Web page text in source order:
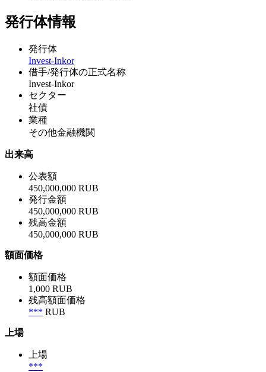
発行体情報
発行体
Invest-Inkor
借手/発行体の正式名称
Invest-Inkor
セクター
社債
業種
その他金融機関
出来高
公表額
450,000,000 RUB
発行金額
450,000,000 RUB
残高金額
450,000,000 RUB
額面価格
額面価格
1,000 RUB
残高額面価格
*** RUB
上場
上場
***